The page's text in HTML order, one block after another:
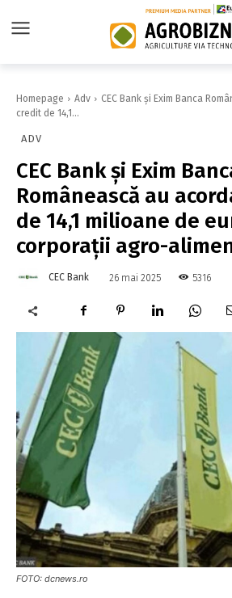
Homepage Adv
CEC Bank şi Exim Banca
credit de 14,1...
ADV
CEC Bank şi Exim
Românească au
de 14,1 milioane de
corporaţii agro-
CEC Bank 26 mai 2025 5316
FOTO: dcnews.ro